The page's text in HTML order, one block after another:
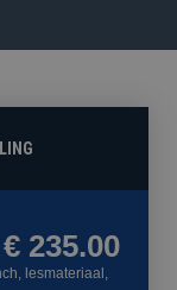
€ 235.00
lesmateriaal,